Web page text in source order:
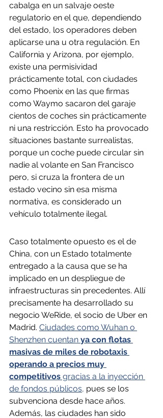
cabalga en un salvaje oeste
regulatorio en el que, dependiendo
del estado, los operadores deben
aplicarse una u otra regulación. En
California y Arizona, por ejemplo,
existe una permisividad
prácticamente total, con ciudades
como Phoenix en las que firmas
como Waymo sacaron del garaje
cientos de coches sin prácticamente
ni una restricción. Esto ha provocado
situaciones bastante surrealistas,
porque un coche puede circular sin
nadie al volante en San Francisco
pero, si cruza la frontera de un
estado vecino sin esa misma
normativa, es considerado un
vehículo totalmente ilegal.
Caso totalmente opuesto es el de
China, con un Estado totalmente
entregado a la causa que se ha
implicado en un despliegue de
infraestructuras sin precedentes. Allí
precisamente ha desarrollado su
negocio WeRide, el socio de Uber en
Madrid. Ciudades como Wuhan o
Shenzhen cuentan ya con flotas
masivas de miles de robotaxis
operando a precios muy
competitivos gracias a la inyección
de fondos públicos, pues se los
subvenciona desde hace años.
Además, las ciudades han sido